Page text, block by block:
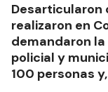
Desarticularon
realizaron en
demandaron
policial y
100 personas